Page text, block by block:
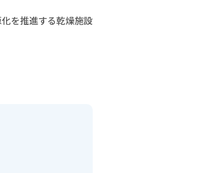
を推進する乾燥施設